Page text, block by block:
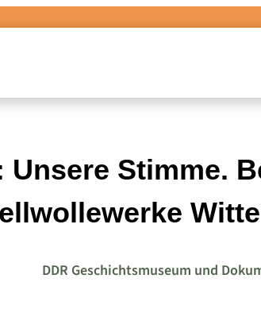
Unsere Stimme.
DDR Geschichtsmuseum und